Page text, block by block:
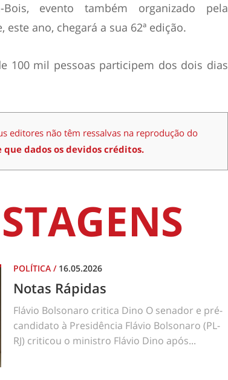
evento também organizado pela
ano, chegará a sua 62ª edição.
100 mil pessoas participem dos dois dias
editores não têm ressalvas na reprodução do
que dados os devidos créditos.
POLÍTICA / 16.05.2026
Notas Rápidas
Flávio Bolsonaro critica Dino O senador e pré-
candidato à Presidência Flávio Bolsonaro (PL-
RJ) criticou o ministro Flávio Dino após...